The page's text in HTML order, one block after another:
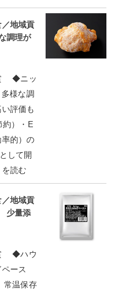
地域貢
調理が
◆ニッ
様な調
評価も
）・E
的）の
して開
読む
地域貢
少量添
◆ハウ
ース
温保存